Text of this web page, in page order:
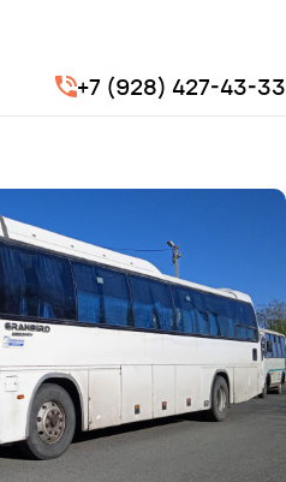
+7 (928) 427-43-33
Kia Grandbird
с водителем в